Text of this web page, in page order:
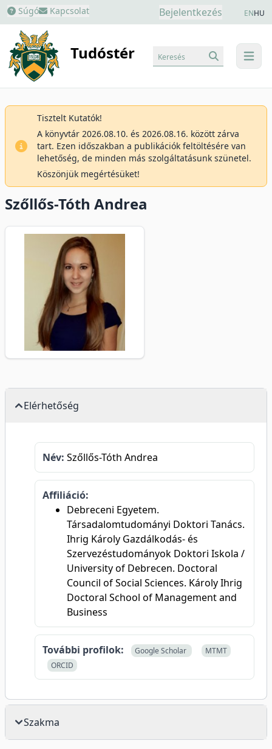
Súgó Kapcsolat Bejelentkezés ENHU
Tudóstér menu
Keresés
Tisztelt Kutatók!
A könyvtár 2026.08.10. és 2026.08.16. között zárva
tart. Ezen időszakban a publikációk feltöltésére van
lehetőség, de minden más szolgáltatásunk szünetel.
Köszönjük megértésüket!
Szőllős-Tóth Andrea
Elérhetőség
Név: Szőllős-Tóth Andrea
Affiliáció:
Debreceni Egyetem.
Társadalomtudományi Doktori Tanács.
Ihrig Károly Gazdálkodás- és
Szervezéstudományok Doktori Iskola /
University of Debrecen. Doctoral
Council of Social Sciences. Károly Ihrig
Doctoral School of Management and
Business
További profilok: Google Scholar
MTMT
ORCID
Szakma